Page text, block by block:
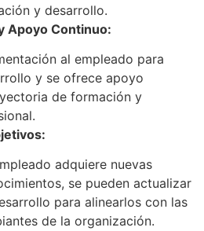
y desarrollo.
Apoyo Continuo:
al empleado para
y se ofrece apoyo
de formación y
adquiere nuevas
se pueden actualizar
para alinearlos con las
de la organización.